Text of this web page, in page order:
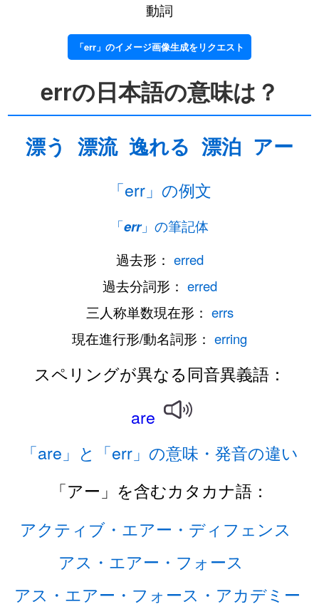
動詞
「err」のイメージ画像生成をリクエスト
errの日本語の意味は？
漂う 漂流 逸れる 漂泊 アー
「err」の例文
「err」の筆記体
過去形： erred
過去分詞形： erred
三人称単数現在形： errs
現在進行形/動名詞形： erring
スペリングが異なる同音異義語：
are
「are」と「err」の意味・発音の違い
「アー」を含むカタカナ語：
アクティブ・エアー・ディフェンス
アス・エアー・フォース
アス・エアー・フォース・アカデミー